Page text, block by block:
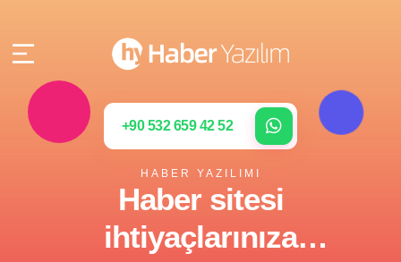
+90 532 659 42 52
HABER YAZILIMI
Haber sitesi
ihtiyaçlarınıza